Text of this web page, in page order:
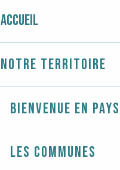
Accueil
Notre territoire
Bienvenue en
Les communes